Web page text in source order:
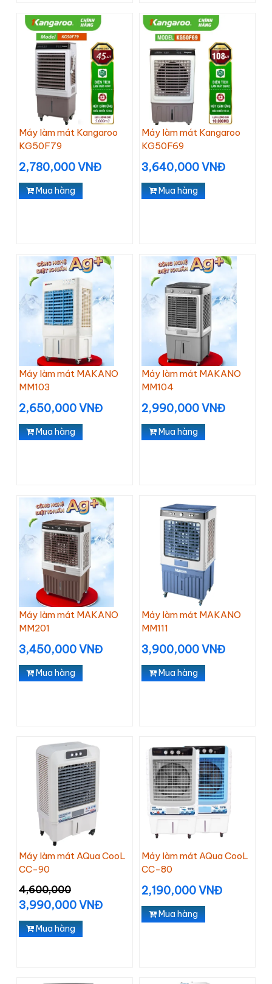
Máy làm mát Kangaroo
KG50F79
2,780,000 VNĐ
Mua hàng
Máy làm mát Kangaroo
KG50F69
3,640,000 VNĐ
Mua hàng
Máy làm mát MAKANO
MM103
2,650,000 VNĐ
Mua hàng
Máy làm mát MAKANO
MM104
2,990,000 VNĐ
Mua hàng
Máy làm mát MAKANO
MM201
3,450,000 VNĐ
Mua hàng
Máy làm mát MAKANO
MM111
3,900,000 VNĐ
Mua hàng
Máy làm mát AQua CooL
CC-90
4,600,000
3,990,000 VNĐ
Mua hàng
Máy làm mát AQua CooL
CC-80
2,190,000 VNĐ
Mua hàng